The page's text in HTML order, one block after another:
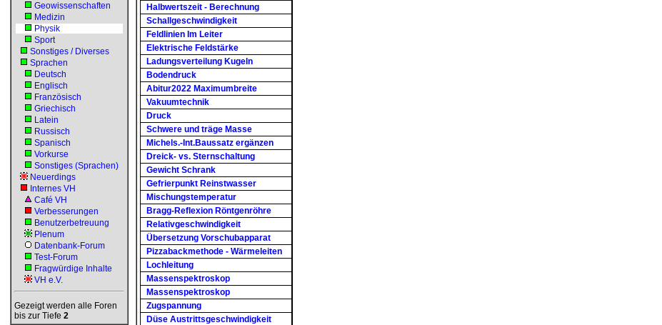
Geowissenschaften
Medizin
Physik
Sport
Sonstiges / Diverses
Sprachen
Deutsch
Englisch
Französisch
Griechisch
Latein
Russisch
Spanisch
Vorkurse
Sonstiges (Sprachen)
Neuerdings
Internes VH
Café VH
Verbesserungen
Benutzerbetreuung
Plenum
Datenbank-Forum
Test-Forum
Fragwürdige Inhalte
VH e.V.
Gezeigt werden alle Foren
bis zur Tiefe 2
Halbwertszeit - Berechnung
Schallgeschwindigkeit
Feldlinien Im Leiter
Elektrische Feldstärke
Ladungsverteilung Kugeln
Bodendruck
Abitur2022 Maximumbreite
Vakuumtechnik
Druck
Schwere und träge Masse
Michels.-Int.Baussatz ergänzen
Dreick- vs. Sternschaltung
Gewicht Schrank
Gefrierpunkt Reinstwasser
Mischungstemperatur
Bragg-Reflexion Röntgenröhre
Relativgeschwindigkeit
Übersetzung Vorschubapparat
Pizzabackmethode - Wärmeleiten
Lochleitung
Massenspektroskop
Massenspektroskop
Zugspannung
Düse Austrittsgeschwindigkeit